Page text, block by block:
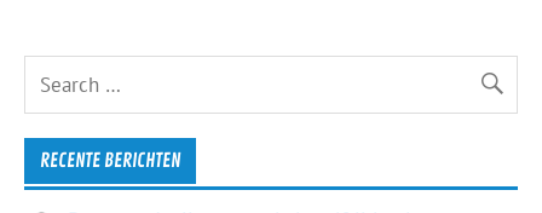
RECENTE BERICHTEN